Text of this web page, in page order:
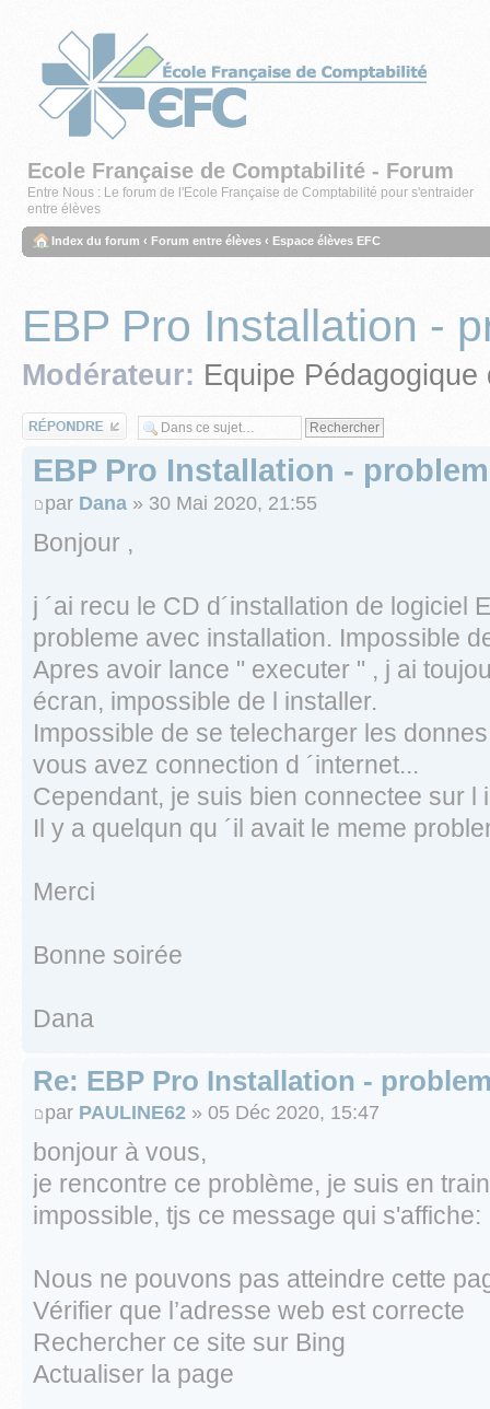
Ecole Française de Comptabilité - Forum
Entre Nous : Le forum de l'Ecole Française de Comptabilité pour s'entraider
entre élèves
Index du forum ‹ Forum entre élèves ‹ Espace élèves EFC
EBP Pro Installation -
Modérateur: Equipe Pédagogique
Répondre
EBP Pro Installation -
par Dana » 30 Mai 2020, 21:55
Bonjour ,
j ´ai recu le CD d´installation de logiciel
probleme avec installation. Impossible
Apres avoir lance " executer " , j ai
écran, impossible de l installer.
Impossible de se telecharger les
vous avez connection d ´internet...
Cependant, je suis bien connectee sur l
Il y a quelqun qu ´il avait le meme
Merci
Bonne soirée
Dana
Re: EBP Pro Installation -
par PAULINE62 » 05 Déc 2020, 15:47
bonjour à vous,
je rencontre ce problème, je suis en
impossible, tjs ce message qui s'affiche:
Nous ne pouvons pas atteindre cette
Vérifier que l’adresse web est correcte
Rechercher ce site sur Bing
Actualiser la page